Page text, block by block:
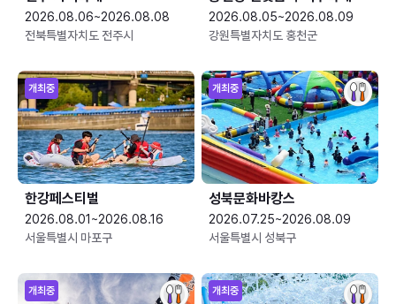
2026.08.06~2026.08.08
전북특별자치도 전주시
2026.08.05~2026.08.09
강원특별자치도 홍천군
개최중
한강페스티벌
2026.08.01~2026.08.16
서울특별시 마포구
개최중
성북문화바캉스
2026.07.25~2026.08.09
서울특별시 성북구
개최중 개최중